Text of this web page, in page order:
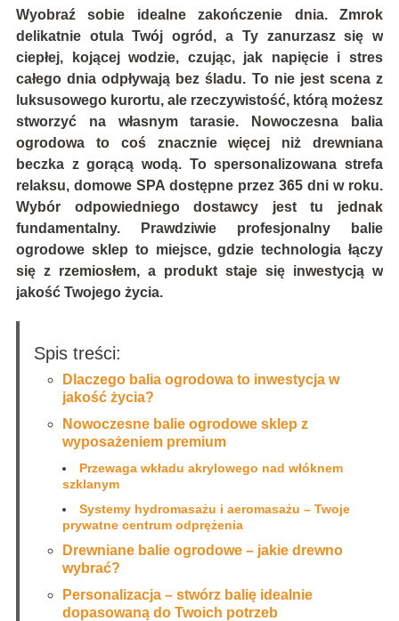
Wyobraź sobie idealne zakończenie dnia. Zmrok
delikatnie otula Twój ogród, a Ty zanurzasz się w
ciepłej, kojącej wodzie, czując, jak napięcie i stres
całego dnia odpływają bez śladu. To nie jest scena z
luksusowego kurortu, ale rzeczywistość, którą możesz
stworzyć na własnym tarasie. Nowoczesna balia
ogrodowa to coś znacznie więcej niż drewniana
beczka z gorącą wodą. To spersonalizowana strefa
relaksu, domowe SPA dostępne przez 365 dni w roku.
Wybór odpowiedniego dostawcy jest tu jednak
fundamentalny. Prawdziwie profesjonalny balie
ogrodowe sklep to miejsce, gdzie technologia łączy
się z rzemiosłem, a produkt staje się inwestycją w
jakość Twojego życia.
Spis treści:
Dlaczego balia ogrodowa to inwestycja w
jakość życia?
Nowoczesne balie ogrodowe sklep z
wyposażeniem premium
Przewaga wkładu akrylowego nad włóknem
szklanym
Systemy hydromasażu i aeromasażu – Twoje
prywatne centrum odprężenia
Drewniane balie ogrodowe – jakie drewno
wybrać?
Personalizacja – stwórz balię idealnie
dopasowaną do Twoich potrzeb